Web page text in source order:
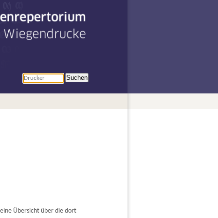
Suchen
Übersicht über die dort